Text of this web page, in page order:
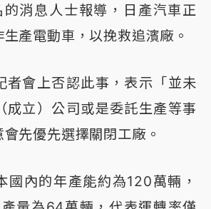
消息人士報導，日產汽車正
產電動車，以挽救追濱廠。
者會上否認此事，表示「並未
成立）公司或是委託生產等事
先優先選擇關閉工廠。
國內的年產能約為120萬輛，